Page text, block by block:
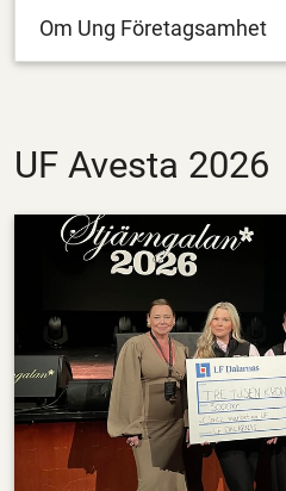
Om Ung Företagsamhet
UF Avesta 2026